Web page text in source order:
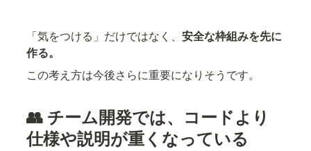
「気をつける」だけではなく、 安全な枠組みを先に
作る。
この考え方は今後さらに重要になりそうです。
👥 チーム開発では、コードより
仕様や説明が重くなっている